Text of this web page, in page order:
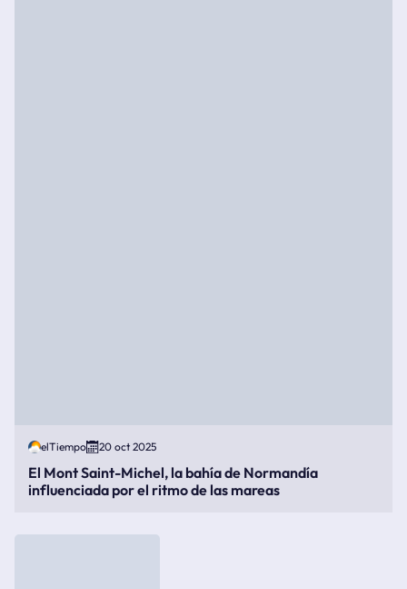
elTiempo 20 oct 2025
El Mont Saint-Michel, la bahía de Normandía
influenciada por el ritmo de las mareas